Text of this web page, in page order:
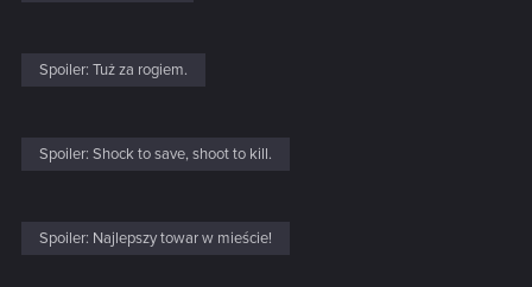
Spoiler: Tuż za rogiem.
Spoiler: Shock to save, shoot to kill.
Spoiler: Najlepszy towar w mieście!